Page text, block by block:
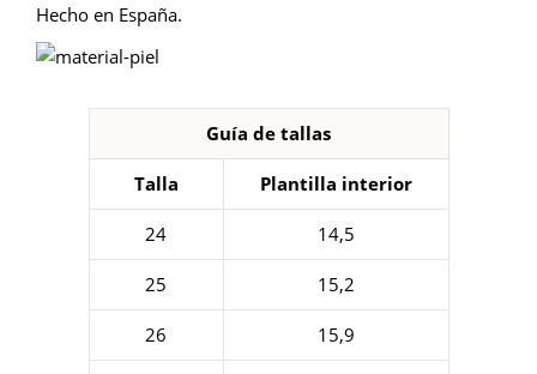
Hecho en España.
Guía de tallas
Talla Plantilla interior
24 14,5
25 15,2
26 15,9